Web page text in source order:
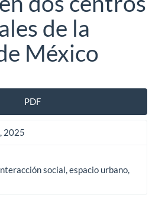
de la
México
PDF
2025
social, espacio urbano,